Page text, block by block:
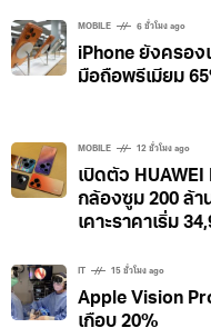
MOBILE 6 ชั่วโมง ago
iPhone ยังครอ
มือถือพรีเมียม
MOBILE 12 ชั่วโมง ago
เปิดตัว HUAWEI
กล้องซูม 200 ล้าน
เคาะราคาเริ่ม
IT 15 ชั่วโมง ago
Apple Vision
เกือบ 20%